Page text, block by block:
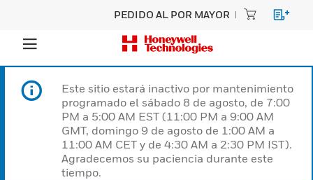
PEDIDO AL POR MAYOR
Este sitio estará inactivo por mantenimiento
programado el sábado 8 de agosto, de 7:00
PM a 5:00 AM EST (11:00 PM a 9:00 AM
GMT, domingo 9 de agosto de 1:00 AM a
11:00 AM CET y de 4:30 AM a 2:30 PM IST).
Agradecemos su paciencia durante este
tiempo.